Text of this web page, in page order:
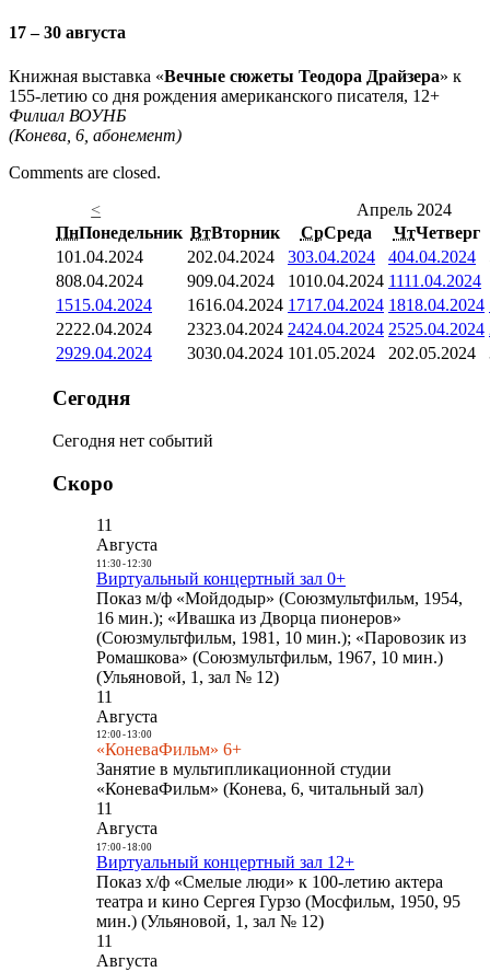
17 – 30 августа
Книжная выставка «Вечные сюжеты Теодора Драйзера» к
155-летию со дня рождения американского писателя, 12+
Филиал ВОУНБ
(Конева, 6, абонемент)
Comments are closed.
<
Апрель 2024
ПнПонедельник ВтВторник СрСреда ЧтЧетверг
101.04.2024 202.04.2024 303.04.2024 404.04.2024
808.04.2024 909.04.2024 1010.04.2024 1111.04.2024
1515.04.2024 1616.04.2024 1717.04.2024 1818.04.2024
2222.04.2024 2323.04.2024 2424.04.2024 2525.04.2024
2929.04.2024 3030.04.2024 101.05.2024 202.05.2024
Сегодня
Сегодня нет событий
Скоро
11
Августа
11:30- 12:30
Виртуальный концертный зал 0+
Показ м/ф «Мойдодыр» (Союзмультфильм, 1954,
16 мин.); «Ивашка из Дворца пионеров»
(Союзмультфильм, 1981, 10 мин.); «Паровозик из
Ромашкова» (Союзмультфильм, 1967, 10 мин.)
(Ульяновой, 1, зал № 12)
11
Августа
12:00- 13:00
«КоневаФильм» 6+
Занятие в мультипликационной студии
«КоневаФильм» (Конева, 6, читальный зал)
11
Августа
17:00- 18:00
Виртуальный концертный зал 12+
Показ х/ф «Смелые люди» к 100-летию актера
театра и кино Сергея Гурзо (Мосфильм, 1950, 95
мин.) (Ульяновой, 1, зал № 12)
11
Августа